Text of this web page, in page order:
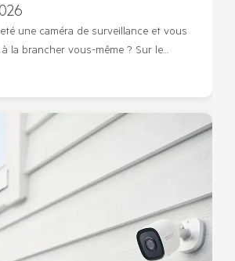
une caméra de surveillance et vous
la brancher vous-même ? Sur le…